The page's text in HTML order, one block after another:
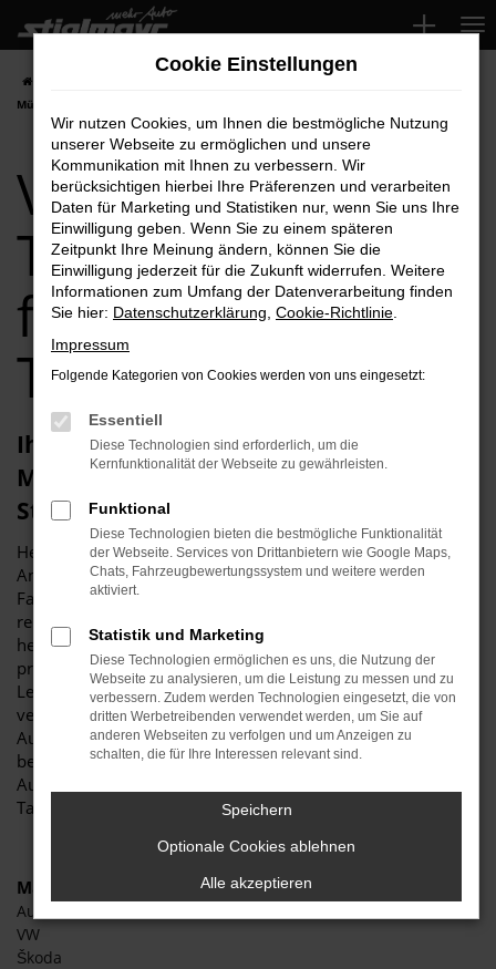
Zum
Hauptinhalt
springen
München Top-Angebote
VW Polo
Tageszulassung
für München
Top-Angebote
Ihren VW Polo Tageszulassung für
München erhalten Sie im Autohaus
Stiglmayr
Herzlich willkommen bei Autohaus Stiglmayr – Ihre erste
Anlaufstelle für exzellente VW Polo Tageszulassung
Fahrzeuge für München und Umgebung! Unser
renommiertes Autohaus ist stolz darauf, Ihnen eine
herausragende Auswahl an VW Polo Tageszulassung zu
präsentieren, die höchste Standards in Sachen Qualität und
Leistung erfüllen. Wir sind seit Jahren Ihr
vertrauenswürdiger Partner, wenn es um erstklassige
Automobile geht. Erfahren Sie mehr über unsere
beeindruckende VW Polo Tageszulassung Flotte und warum
Autohaus Stiglmayr die bevorzugte Adresse für VW Polo
Tageszulassung Liebhaber ist.
Marken
Audi
VW
Škoda
Cookie Einstellungen
Wir nutzen Cookies, um Ihnen die bestmögliche Nutzung
unserer Webseite zu ermöglichen und unsere
Kommunikation mit Ihnen zu verbessern. Wir
berücksichtigen hierbei Ihre Präferenzen und verarbeiten
Daten für Marketing und Statistiken nur, wenn Sie uns Ihre
Einwilligung geben. Wenn Sie zu einem späteren
Zeitpunkt Ihre Meinung ändern, können Sie die
Einwilligung jederzeit für die Zukunft widerrufen. Weitere
Informationen zum Umfang der Datenverarbeitung finden
Sie hier: Datenschutzerklärung Cookie-Richtlinie
Impressum
Folgende Kategorien von Cookies werden von uns eingesetzt:
Essentiell
Diese Technologien sind erforderlich, um die
Kernfunktionalität der Webseite zu gewährleisten.
Funktional
Diese Technologien bieten die bestmögliche Funktionalität
der Webseite. Services von Drittanbietern wie Google Maps,
Chats, Fahrzeugbewertungssystem und weitere werden
aktiviert.
Statistik und Marketing
Diese Technologien ermöglichen es uns, die Nutzung der
Webseite zu analysieren, um die Leistung zu messen und zu
verbessern. Zudem werden Technologien eingesetzt, die von
dritten Werbetreibenden verwendet werden, um Sie auf
anderen Webseiten zu verfolgen und um Anzeigen zu
schalten, die für Ihre Interessen relevant sind.
Speichern
Optionale Cookies ablehnen
Alle akzeptieren